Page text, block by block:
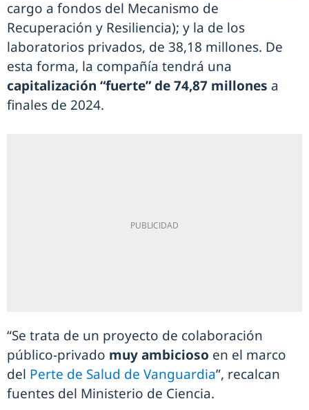
cargo a fondos del Mecanismo de
Recuperación y Resiliencia); y la de los
laboratorios privados, de 38,18 millones. De
esta forma, la compañía tendrá una
capitalización “fuerte” de 74,87 millones a
finales de 2024.
“Se trata de un proyecto de colaboración
público-privado muy ambicioso en el marco
del Perte de Salud de Vanguardia”, recalcan
fuentes del Ministerio de Ciencia.